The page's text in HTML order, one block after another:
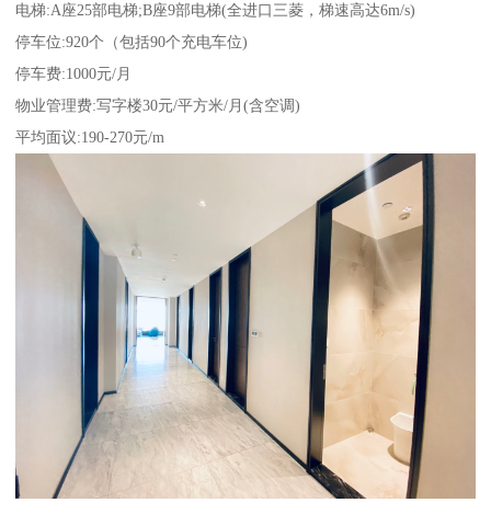
电梯:A座25部电梯;B座9部电梯(全进口三菱，梯速高达6m/s)
停车位:920个（包括90个充电车位)
停车费:1000元/月
物业管理费:写字楼30元/平方米/月(含空调)
平均面议:190-270元/m